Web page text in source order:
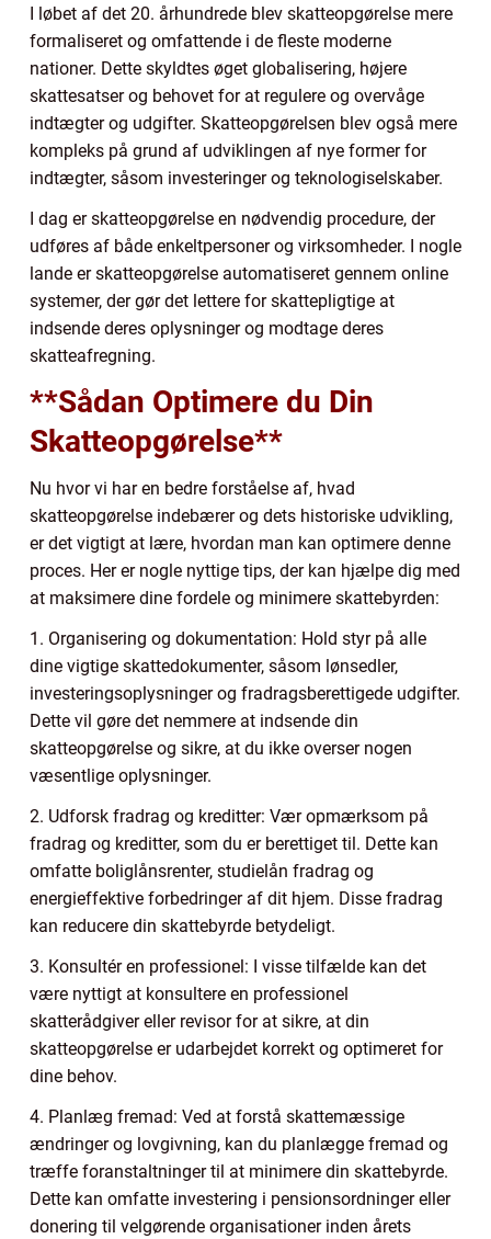
I løbet af det 20. århundrede blev skatteopgørelse mere
formaliseret og omfattende i de fleste moderne
nationer. Dette skyldtes øget globalisering, højere
skattesatser og behovet for at regulere og overvåge
indtægter og udgifter. Skatteopgørelsen blev også mere
kompleks på grund af udviklingen af nye former for
indtægter, såsom investeringer og teknologiselskaber.
I dag er skatteopgørelse en nødvendig procedure, der
udføres af både enkeltpersoner og virksomheder. I nogle
lande er skatteopgørelse automatiseret gennem online
systemer, der gør det lettere for skattepligtige at
indsende deres oplysninger og modtage deres
skatteafregning.
**Sådan Optimere du Din
Skatteopgørelse**
Nu hvor vi har en bedre forståelse af, hvad
skatteopgørelse indebærer og dets historiske udvikling,
er det vigtigt at lære, hvordan man kan optimere denne
proces. Her er nogle nyttige tips, der kan hjælpe dig med
at maksimere dine fordele og minimere skattebyrden:
1. Organisering og dokumentation: Hold styr på alle
dine vigtige skattedokumenter, såsom lønsedler,
investeringsoplysninger og fradragsberettigede udgifter.
Dette vil gøre det nemmere at indsende din
skatteopgørelse og sikre, at du ikke overser nogen
væsentlige oplysninger.
2. Udforsk fradrag og kreditter: Vær opmærksom på
fradrag og kreditter, som du er berettiget til. Dette kan
omfatte boliglånsrenter, studielån fradrag og
energieffektive forbedringer af dit hjem. Disse fradrag
kan reducere din skattebyrde betydeligt.
3. Konsultér en professionel: I visse tilfælde kan det
være nyttigt at konsultere en professionel
skatterådgiver eller revisor for at sikre, at din
skatteopgørelse er udarbejdet korrekt og optimeret for
dine behov.
4. Planlæg fremad: Ved at forstå skattemæssige
ændringer og lovgivning, kan du planlægge fremad og
træffe foranstaltninger til at minimere din skattebyrde.
Dette kan omfatte investering i pensionsordninger eller
donering til velgørende organisationer inden årets